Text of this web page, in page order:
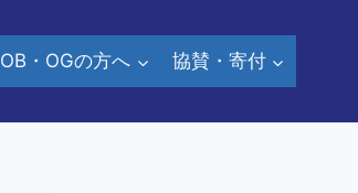
OB・OGの方へ 協賛・寄付